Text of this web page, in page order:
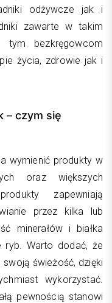
odżywcze jak i
zawarte w takim
tym bezkręgowcom
życia, zdrowie jak i
– czym się
wymienić produkty w
oraz większych
zapewniają
przez kilka lub
minerałów i białka
ryb. Warto dodać, że
swoją świeżość, dzięki
wykorzystać.
pewnością stanowi